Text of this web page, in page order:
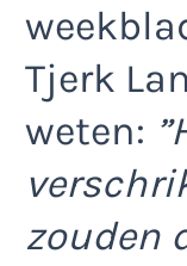
Tjerk
weten:
zouden